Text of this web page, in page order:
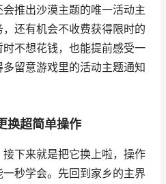
推出沙漠主题的唯一活动主
还有机会不收费获得限时的
不想花钱，也能提前感受一
留意游戏里的活动主题通知
换超简单操作
下来就是把它换上啦，操作
秒学会。先回到家乡的主界